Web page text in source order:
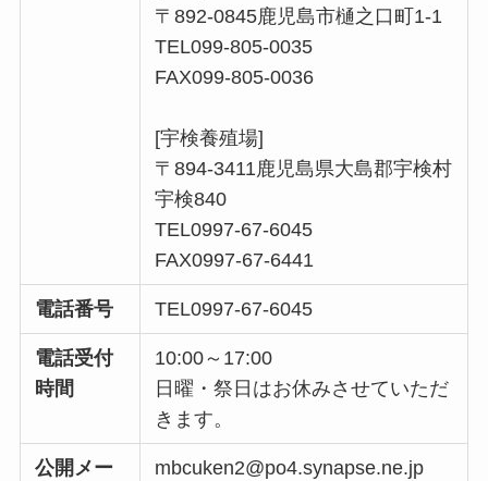
〒892-0845鹿児島市樋之口町1-1
TEL099-805-0035
FAX099-805-0036
[宇検養殖場]
〒894-3411鹿児島県大島郡宇検村
宇検840
TEL0997-67-6045
FAX0997-67-6441
電話番号 TEL0997-67-6045
電話受付
時間
10:00～17:00
日曜・祭日はお休みさせていただ
きます。
公開メー
mbcuken2@po4.synapse.ne.jp